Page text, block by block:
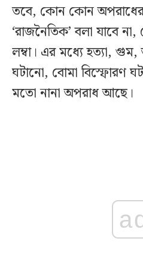
তবে, কোন কোন
‘রাজনৈতিক’ বলা যাবে
লম্বা। এর মধ্যে হত্যা, গুম,
ঘটানো, বোমা বিস্ফোরণ
মতো নানা অপরাধ আছে।
ad